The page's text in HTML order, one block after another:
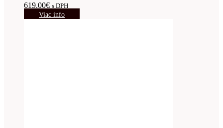
619.00€ s DPH
Viac info